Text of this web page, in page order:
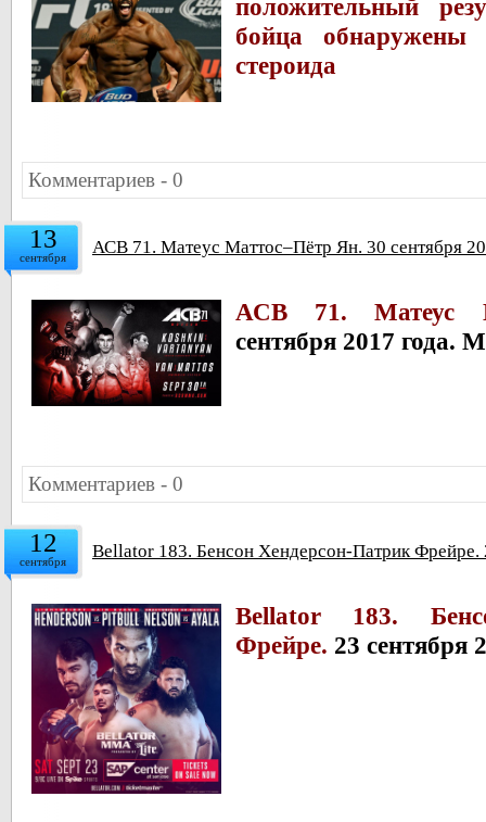
положительный
бойца обнаружены
стероида
Комментариев - 0
13
сентября АСВ 71. Матеус Маттос–Пётр Ян. 30 сентября
АСВ 71. Матеус
сентября 2017 года.
Комментариев - 0
12
сентября Bellator 183. Бенсон Хендерсон-Патрик
Bellator 183.
Фрейре. 23